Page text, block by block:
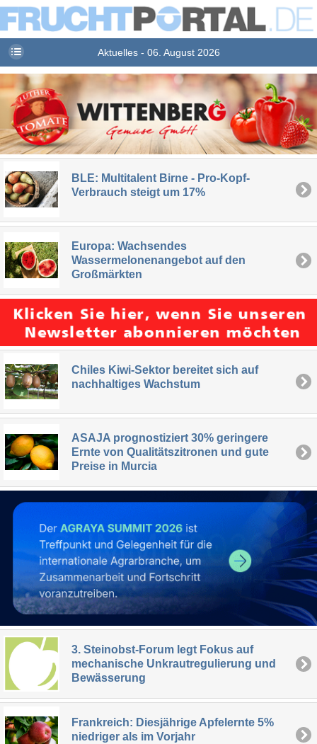
Aktuelles - 06. August 2026
BLE: Multitalent Birne - Pro-Kopf-
Verbrauch steigt um 17%
Europa: Wachsendes
Wassermelonenangebot auf den
Großmärkten
Chiles Kiwi-Sektor bereitet sich auf
nachhaltiges Wachstum
ASAJA prognostiziert 30% geringere
Ernte von Qualitätszitronen und gute
Preise in Murcia
3. Steinobst-Forum legt Fokus auf
mechanische Unkrautregulierung und
Bewässerung
Frankreich: Diesjährige Apfelernte 5%
niedriger als im Vorjahr